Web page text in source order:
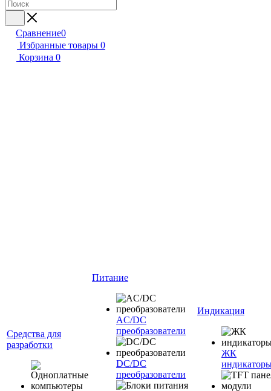
Сравнение0
Избранные товары 0
Корзина 0
Средства для
разработки
Питание
AC/DC
преобразователи
DC/DC
преобразователи
Индикация
ЖК